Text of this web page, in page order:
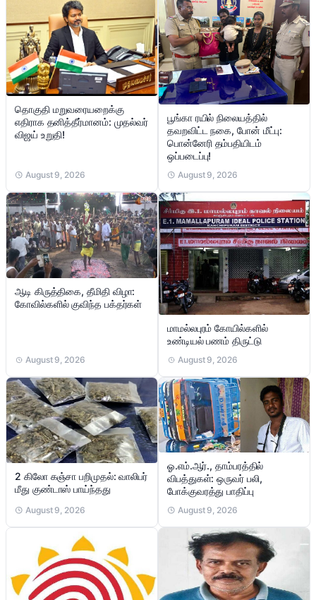
தொகுதி மறுவரையறைக்கு
எதிராக தனித்தீர்மானம்: முதல்வர்
விஜய் உறுதி!
August 9, 2026
பூங்கா ரயில் நிலையத்தில்
தவறவிட்ட நகை, போன் மீட்பு:
பொன்னேரி தம்பதியிடம்
ஒப்படைப்பு!
August 9, 2026
ஆடி கிருத்திகை, தீமிதி விழா:
கோவில்களில் குவிந்த பக்தர்கள்
August 9, 2026
மாமல்லபுரம் கோயில்களில்
உண்டியல் பணம் திருட்டு
August 9, 2026
2 கிலோ கஞ்சா பறிமுதல்: வாலிபர்
மீது குண்டாஸ் பாய்ந்தது
August 9, 2026
ஓ.எம்.ஆர்., தாம்பரத்தில்
விபத்துகள்: ஒருவர் பலி,
போக்குவரத்து பாதிப்பு
August 9, 2026